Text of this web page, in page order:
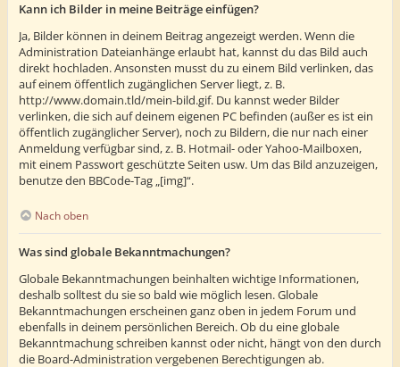
Kann ich Bilder in meine Beiträge einfügen?
Ja, Bilder können in deinem Beitrag angezeigt werden. Wenn die
Administration Dateianhänge erlaubt hat, kannst du das Bild auch
direkt hochladen. Ansonsten musst du zu einem Bild verlinken, das
auf einem öffentlich zugänglichen Server liegt, z. B.
http://www.domain.tld/mein-bild.gif. Du kannst weder Bilder
verlinken, die sich auf deinem eigenen PC befinden (außer es ist ein
öffentlich zugänglicher Server), noch zu Bildern, die nur nach einer
Anmeldung verfügbar sind, z. B. Hotmail- oder Yahoo-Mailboxen,
mit einem Passwort geschützte Seiten usw. Um das Bild anzuzeigen,
benutze den BBCode-Tag „[img]“.
Nach oben
Was sind globale Bekanntmachungen?
Globale Bekanntmachungen beinhalten wichtige Informationen,
deshalb solltest du sie so bald wie möglich lesen. Globale
Bekanntmachungen erscheinen ganz oben in jedem Forum und
ebenfalls in deinem persönlichen Bereich. Ob du eine globale
Bekanntmachung schreiben kannst oder nicht, hängt von den durch
die Board-Administration vergebenen Berechtigungen ab.